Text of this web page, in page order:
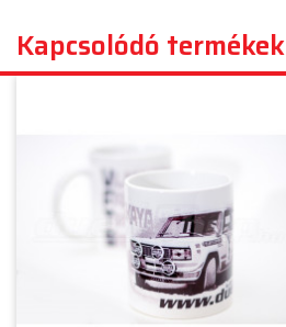
Kapcsolódó termékek